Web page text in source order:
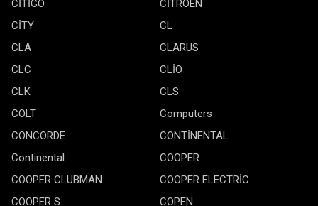
CİTİGO
CİTROEN
CİTY
CL
CLA
CLARUS
CLC
CLİO
CLK
CLS
COLT
Computers
CONCORDE
CONTİNENTAL
Continental
COOPER
COOPER CLUBMAN
COOPER ELECTRİC
COOPER S
COPEN